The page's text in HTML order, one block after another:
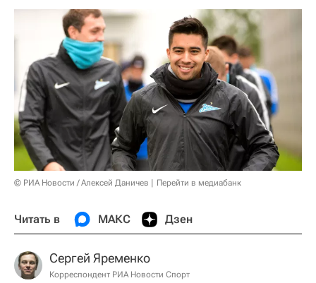
© РИА Новости / Алексей Даничев Перейти в медиабанк
Читать в МАКС Дзен
Сергей Яременко
Корреспондент РИА Новости Спорт